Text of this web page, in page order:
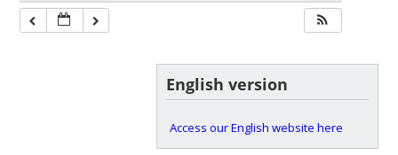
English version
Access our English website here